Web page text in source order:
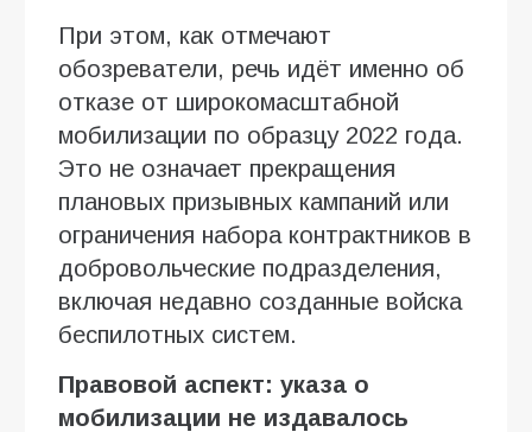
При этом, как отмечают
обозреватели, речь идёт именно об
отказе от широкомасштабной
мобилизации по образцу 2022 года.
Это не означает прекращения
плановых призывных кампаний или
ограничения набора контрактников в
добровольческие подразделения,
включая недавно созданные войска
беспилотных систем.
Правовой аспект: указа о
мобилизации не издавалось